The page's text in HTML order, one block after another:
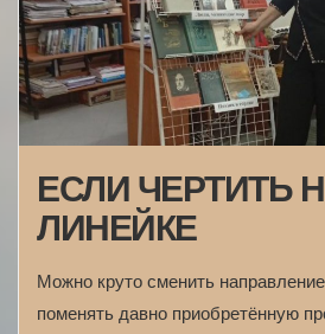
ЕСЛИ ЧЕРТИТЬ
ЛИНЕЙКЕ
Можно круто сменить
поменять давно приобретённую